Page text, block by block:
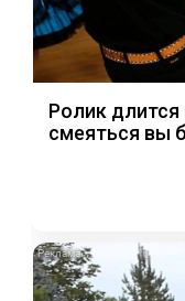
Ролик длится
смеяться вы